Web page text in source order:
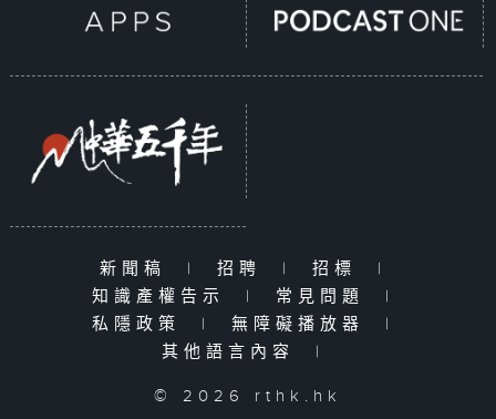
新聞稿 | 招聘 | 招標
|
知識產權告示
| 常見問題
|
私隱政策
| 無障礙播放器
|
其他語言內容
|
© 2026 rthk.hk